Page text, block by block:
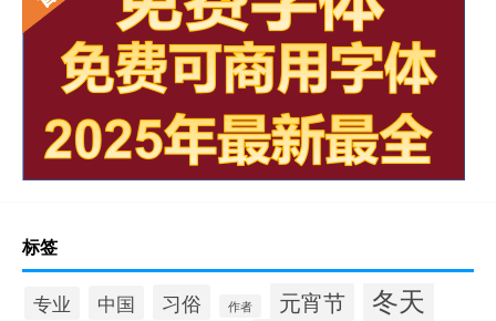
标签
专业 中国 习俗 作者 元宵节 冬天